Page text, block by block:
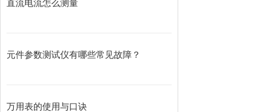
直流电流怎么测量
元件参数测试仪有哪些常见故障？
万用表的使用与口诀